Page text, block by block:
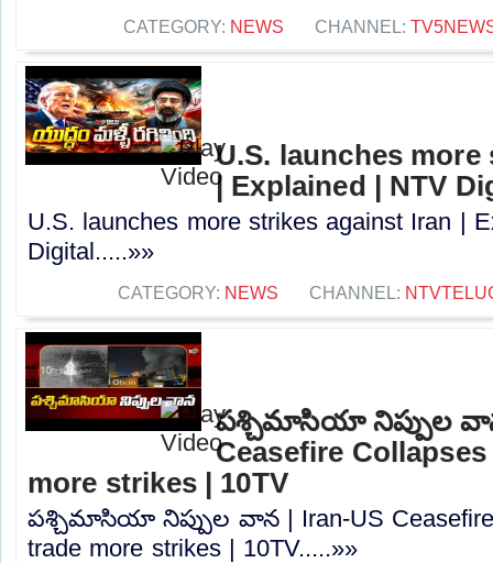
CATEGORY: NEWS CHANNEL:
U.S. launches
| Explained | NTV
U.S. launches more strikes against Iran |
Digital.....»»
CATEGORY: NEWS CHANNEL:
పశ్చిమాసియా నిప్పుల
Ceasefire
more strikes | 10TV
పశ్చిమాసియా నిప్పుల వాన | Iran-US Ceasefire
trade more strikes | 10TV.....»»